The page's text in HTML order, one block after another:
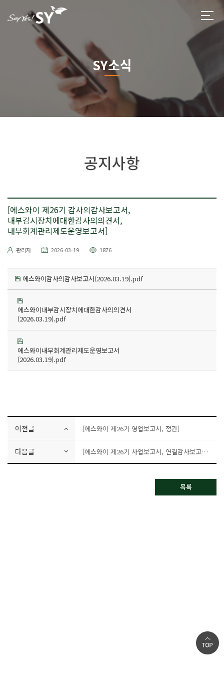
SY소식
공지사항
[에스와이 제26기 감사의감사보고서,
내부감시장치에대한감사의의견서,
내부회계관리제도운영보고서]
관리자 2026-03-19 1876
에스와이감사의감사보고서(2026.03.19).pdf
에스와이내부감시장치에대한감사의의견서
(2026.03.19).pdf
에스와이내부회계관리제도운영보고서
(2026.03.19).pdf
이전글 [에스와이 제26기 영업보고서, 정관]
다음글 [에스와이 제26기 사업보고서, 연결감사보고서, 감사보고서]
목록